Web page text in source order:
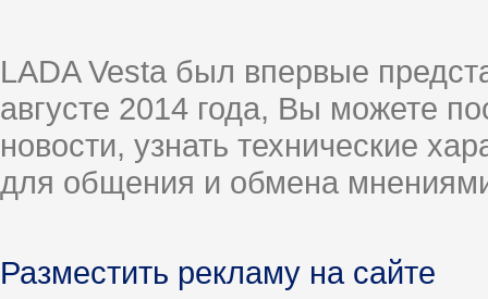
LADA Vesta был впервые
августе 2014 года, Вы можете
новости, узнать технические
для общения и обмена
Разместить рекламу на сайте